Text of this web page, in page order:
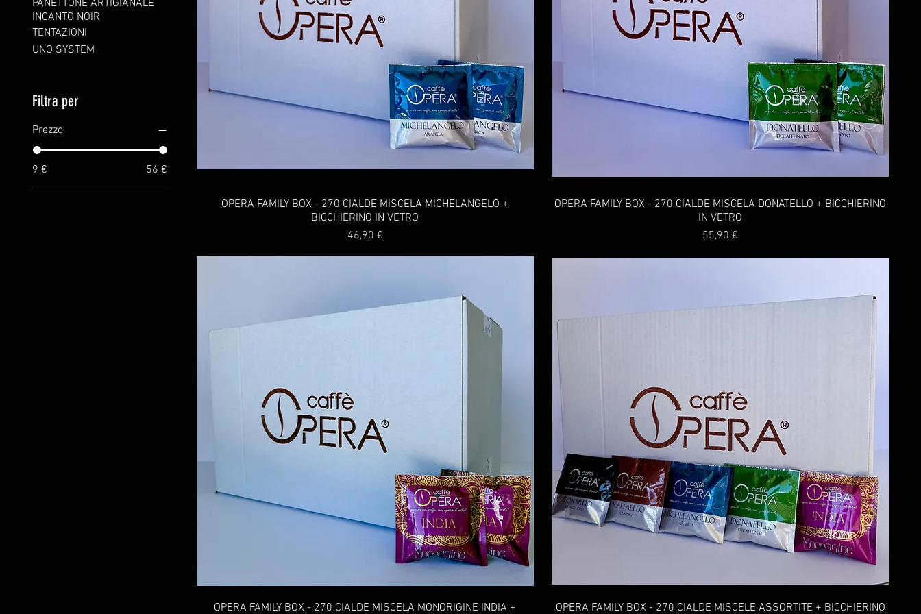
PANETTONE ARTIGIANALE
INCANTO NOIR
TENTAZIONI
UNO SYSTEM
Filtra per
Prezzo
9 € 56 €
OPERA FAMILY BOX - 270 CIALDE MISCELA MICHELANGELO +
BICCHIERINO IN VETRO
Prezzo
46,90 €
OPERA FAMILY BOX - 270 CIALDE MISCELA DONATELLO + BICCHIERINO
IN VETRO
Prezzo
55,90 €
OPERA FAMILY BOX - 270 CIALDE MISCELA MONORIGINE INDIA + OPERA FAMILY BOX - 270 CIALDE MISCELE ASSORTITE + BICCHIERINO